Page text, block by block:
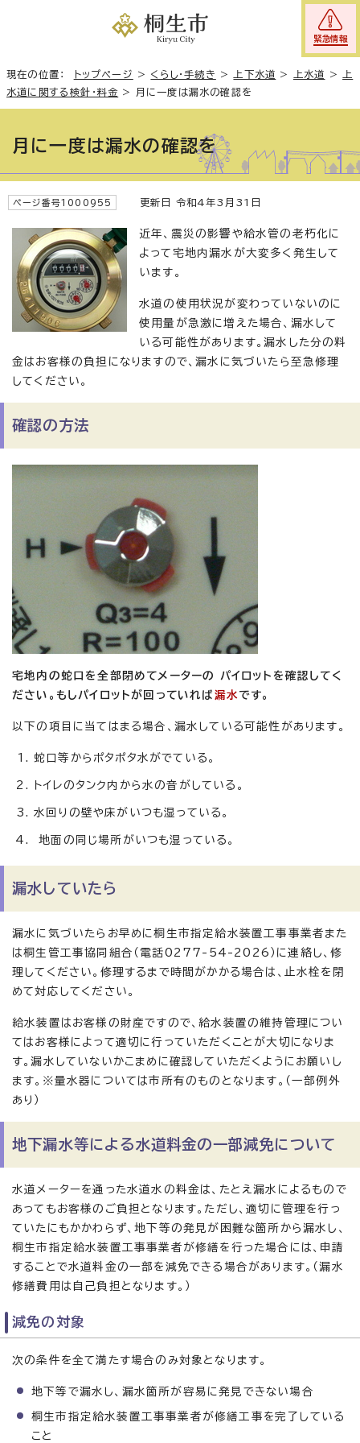
緊急情報
現在の位置： トップページ > くらし・手続き > 上下水道 > 上水道 >
上
水道に関する検針・料金 > 月に一度は漏水の確認を
月に一度は漏水の確認を
ページ番号1000955 更新日 令和4年3月31日
近年、震災の影響や給水管の老朽化に
よって宅地内漏水が大変多く発生して
います。
水道の使用状況が変わっていないのに
使用量が急激に増えた場合、漏水して
いる可能性があります。漏水した分の料
金はお客様の負担になりますので、漏水に気づいたら至急修理
してください。
確認の方法
宅地内の蛇口を全部閉めてメーターの パイロットを確認してく
ださい。もしパイロットが回っていれば 漏水 です。
以下の項目に当てはまる場合、漏水している可能性があります。
蛇口等からポタポタ水がでている。
トイレのタンク内から水の音がしている。
水回りの壁や床がいつも湿っている。
地面の同じ場所がいつも湿っている。
漏水していたら
漏水に気づいたらお早めに桐生市指定給水装置工事事業者また
は桐生管工事協同組合（電話0277-54-2026）に連絡し、修
理してください。修理するまで時間がかかる場合は、止水栓を閉
めて対応してください。
給水装置はお客様の財産ですので、給水装置の維持管理につい
てはお客様によって適切に行っていただくことが大切になりま
す。漏水していないかこまめに確認していただくようにお願いし
ます。※量水器については市所有のものとなります。（一部例外
あり）
地下漏水等による水道料金の一部減免について
水道メーターを通った水道水の料金は、たとえ漏水によるもので
あってもお客様のご負担となります。ただし、適切に管理を行っ
ていたにもかかわらず、地下等の発見が困難な箇所から漏水し、
桐生市指定給水装置工事事業者が修繕を行った場合には、申請
することで水道料金の一部を減免できる場合があります。（漏水
修繕費用は自己負担となります。）
減免の対象
次の条件を全て満たす場合のみ対象となります。
地下等で漏水し、漏水箇所が容易に発見できない場合
桐生市指定給水装置工事事業者が修繕工事を完了している
こと